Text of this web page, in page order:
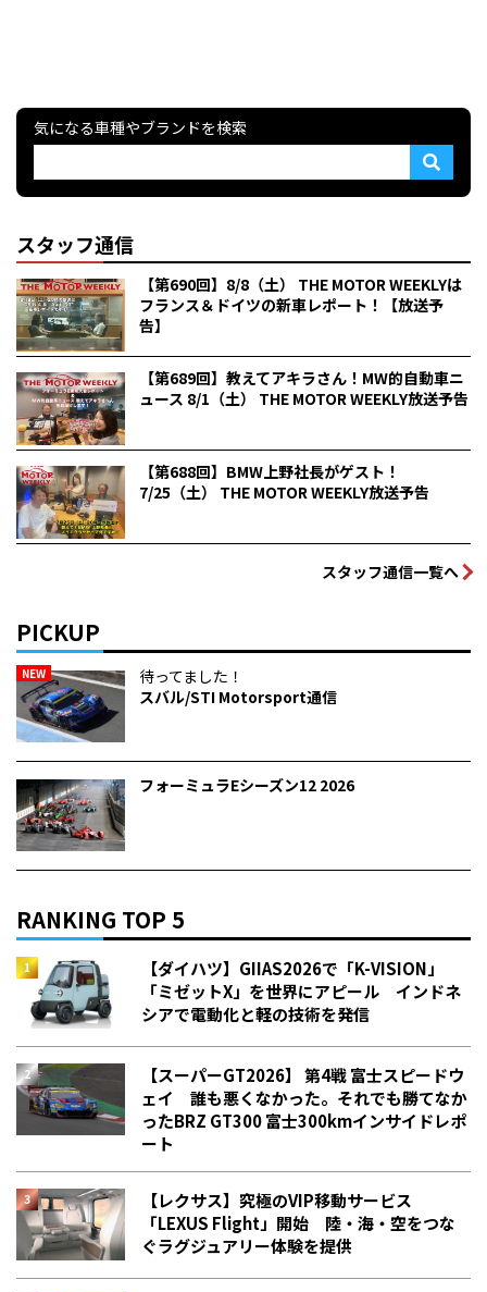
気になる車種やブランドを検索
スタッフ通信
【第690回】8/8（土） THE MOTOR WEEKLYは
フランス＆ドイツの新車レポート！【放送予
告】
【第689回】教えてアキラさん！MW的自動車ニ
ュース 8/1（土） THE MOTOR WEEKLY放送予告
【第688回】BMW上野社長がゲスト！
7/25（土） THE MOTOR WEEKLY放送予告
スタッフ通信一覧へ
PICKUP
NEW
待ってました！
スバル/STI Motorsport通信
フォーミュラEシーズン12 2026
RANKING TOP 5
【ダイハツ】GIIAS2026で「K-VISION」
「ミゼットX」を世界にアピール インドネ
シアで電動化と軽の技術を発信
【スーパーGT2026】 第4戦 富士スピードウ
ェイ 誰も悪くなかった。それでも勝てなか
った――BRZ GT300 富士300kmインサイドレポ
ート
【レクサス】究極のVIP移動サービス
「LEXUS Flight」開始 陸・海・空をつな
ぐラグジュアリー体験を提供